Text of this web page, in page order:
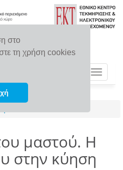
στο
τη χρήση cookies
Toggle
μαστού. Η
στην κύηση